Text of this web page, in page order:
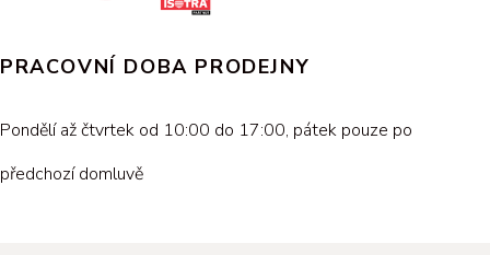
PRACOVNÍ DOBA PRODEJNY
Pondělí až čtvrtek od 10:00 do 17:00, pátek pouze po
předchozí domluvě